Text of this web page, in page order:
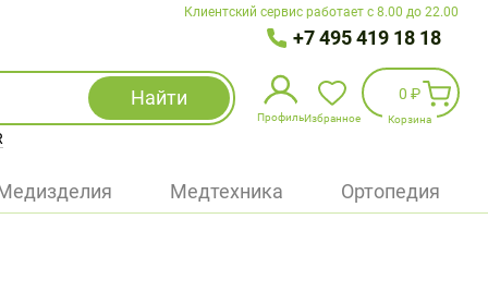
Клиентский сервис работает с 8.00 до 22.00
+7 495 419 18 18
Найти
Профиль
Избранное
Войти
Избранное
0 ₽
Корзина
Медтехника Ортопедия